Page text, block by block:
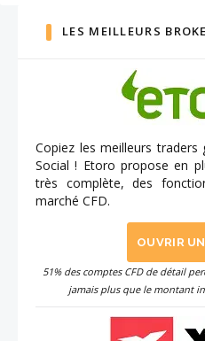
LES MEILLEURS
Copiez les meilleurs traders
Social ! Etoro propose en
très complète, des
marché CFD.
OUVRIR
51% des comptes CFD de détail
jamais plus que le montant